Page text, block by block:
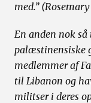
med.”
En anden nok så
palæstinensiske
medlemmer af
til Libanon og
militser i deres